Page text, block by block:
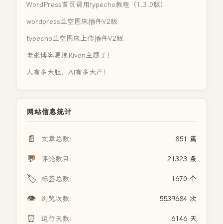
WordPress首页调用typecho教程（1.3.0版）
wordpress兰空图床插件V2版
typecho兰空图床上传插件V2版
老张博客更换Riven主题了！
人有多大胆，AI有多大产！
网站信息统计
📄 文章总数： 851 篇
💬 评论数目： 21323 条
🏷️ 标签总数： 1670 个
👁️ 浏览次数： 5539684 次
⏰ 运行天数： 6146 天